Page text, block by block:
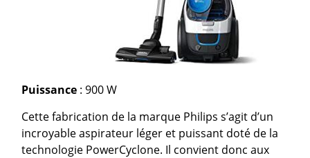
Puissance : 900 W
Cette fabrication de la marque Philips s’agit d’un
incroyable aspirateur léger et puissant doté de la
technologie PowerCyclone. Il convient donc aux